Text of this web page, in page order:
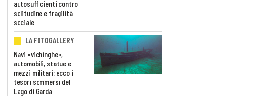
autosufficienti contro
solitudine e fragilità
sociale
LA FOTOGALLERY
Navi «vichinghe»,
automobili, statue e
mezzi militari: ecco i
tesori sommersi del
Lago di Garda